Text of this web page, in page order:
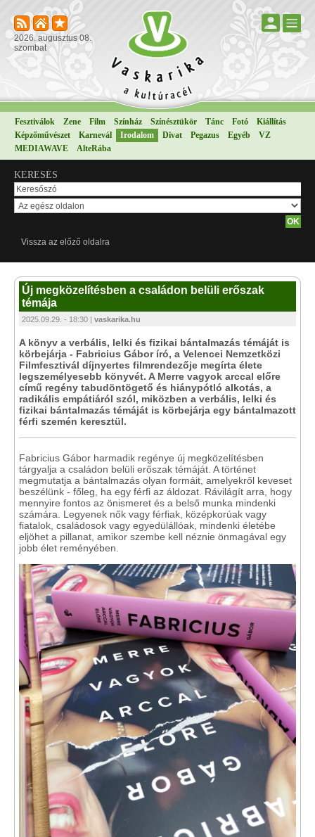
2026. augusztus 08.
szombat
Fesztiválok Zene Film Színház Színésztükör Tánc Fotó
Kiállítás
Képzőművészet
Karnevál Irodalom Divat Pegazus Egyéb
VZ
MEDIAWAVE
AlteRába
KERESÉS
Vissza az előző oldalra
Új megközelítésben a családon belüli erőszak
témája
2025.09.29. - 18:30 | vaskarika.hu
A könyv a verbális, lelki és fizikai bántalmazás témáját is
körbejárja - Fabricius Gábor író, a Velencei Nemzetközi
Filmfesztivál díjnyertes filmrendezője megírta élete
legszemélyesebb könyvét. A Merre vagyok arccal előre
című regény tabudöntögető és hiánypótló alkotás, a
radikális empátiáról szól, miközben a verbális, lelki és
fizikai bántalmazás témáját is körbejárja egy bántalmazott
férfi szemén keresztül.
Fabricius Gábor harmadik regénye új megközelítésben
tárgyalja a családon belüli erőszak témáját. A történet
megmutatja a bántalmazás olyan formáit, amelyekről keveset
beszélünk - főleg, ha egy férfi az áldozat. Rávilágít arra, hogy
mennyire fontos az önismeret és a belső munka mindenki
számára. Legyenek nők vagy férfiak, középkorúak vagy
fiatalok, családosok vagy egyedülállóak, mindenki életébe
eljöhet a pillanat, amikor szembe kell néznie önmagával egy
jobb élet reményében.